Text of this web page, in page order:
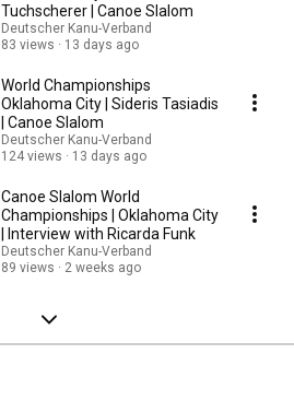
Tuchscherer | Canoe Slalom
Deutscher Kanu-Verband
83 views
13 days ago
World Championships
Oklahoma City | Sideris Tasiadis
| Canoe Slalom
Deutscher Kanu-Verband
124 views
13 days ago
Canoe Slalom World
Championships | Oklahoma City
| Interview with Ricarda Funk
Deutscher Kanu-Verband
89 views
2 weeks ago